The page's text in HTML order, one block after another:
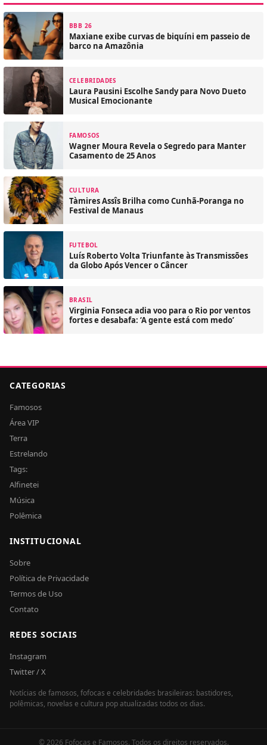
BBB 26
Maxiane exibe curvas de biquíni em passeio de
barco na Amazônia
CELEBRIDADES
Laura Pausini Escolhe Sandy para Novo Dueto
Musical Emocionante
FAMOSOS
Wagner Moura Revela o Segredo para Manter
Casamento de 25 Anos
CULTURA
Tàmires Assîs Brilha como Cunhã-Poranga no
Festival de Manaus
FUTEBOL
Luís Roberto Volta Triunfante às Transmissões
da Globo Após Vencer o Câncer
BRASIL
Virginia Fonseca adia voo para o Rio por ventos
fortes e desabafa: ‘A gente está com medo’
CATEGORIAS
Famosos
Área VIP
Terra
Estrelando
Tags:
Alfinetei
Música
Polêmica
INSTITUCIONAL
Sobre
Política de Privacidade
Termos de Uso
Contato
REDES SOCIAIS
Instagram
Twitter / X
Notícias de famosos, fofocas e celebridades brasileiras: bastidores,
polêmicas, novelas e cultura pop atualizadas todos os dias.
© 2026 Fofocas e Famosos. Todos os direitos reservados.